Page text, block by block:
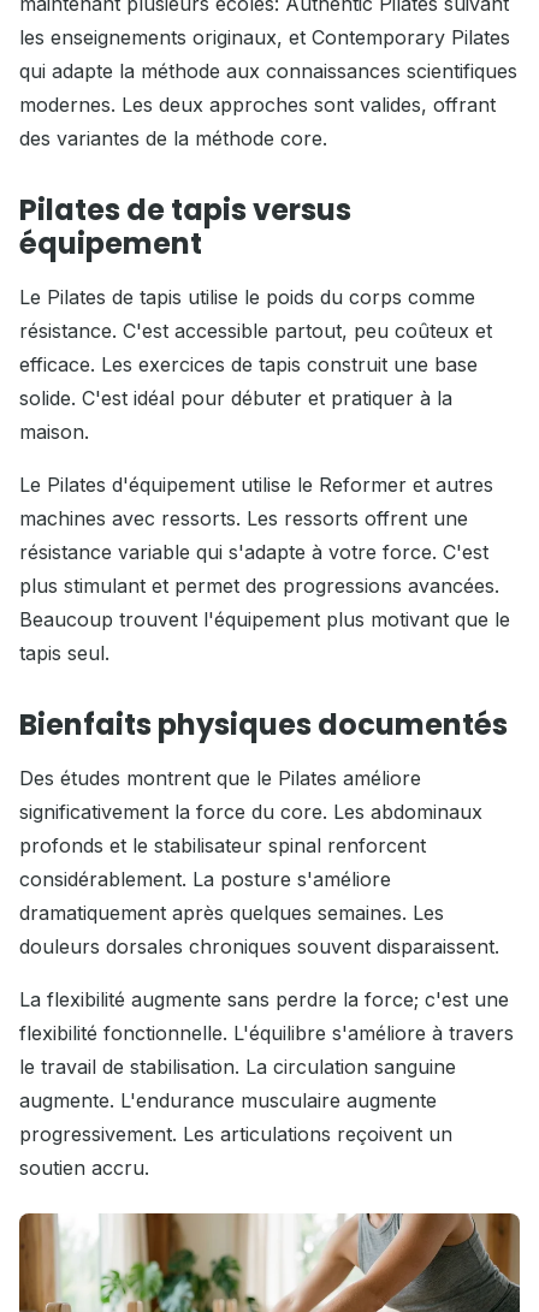
les enseignements originaux, et Contemporary Pilates
qui adapte la méthode aux connaissances scientifiques
modernes. Les deux approches sont valides, offrant
des variantes de la méthode core.
Pilates de tapis versus
équipement
Le Pilates de tapis utilise le poids du corps comme
résistance. C'est accessible partout, peu coûteux et
efficace. Les exercices de tapis construit une base
solide. C'est idéal pour débuter et pratiquer à la
maison.
Le Pilates d'équipement utilise le Reformer et autres
machines avec ressorts. Les ressorts offrent une
résistance variable qui s'adapte à votre force. C'est
plus stimulant et permet des progressions avancées.
Beaucoup trouvent l'équipement plus motivant que le
tapis seul.
Bienfaits physiques documentés
Des études montrent que le Pilates améliore
significativement la force du core. Les abdominaux
profonds et le stabilisateur spinal renforcent
considérablement. La posture s'améliore
dramatiquement après quelques semaines. Les
douleurs dorsales chroniques souvent disparaissent.
La flexibilité augmente sans perdre la force; c'est une
flexibilité fonctionnelle. L'équilibre s'améliore à travers
le travail de stabilisation. La circulation sanguine
augmente. L'endurance musculaire augmente
progressivement. Les articulations reçoivent un
soutien accru.